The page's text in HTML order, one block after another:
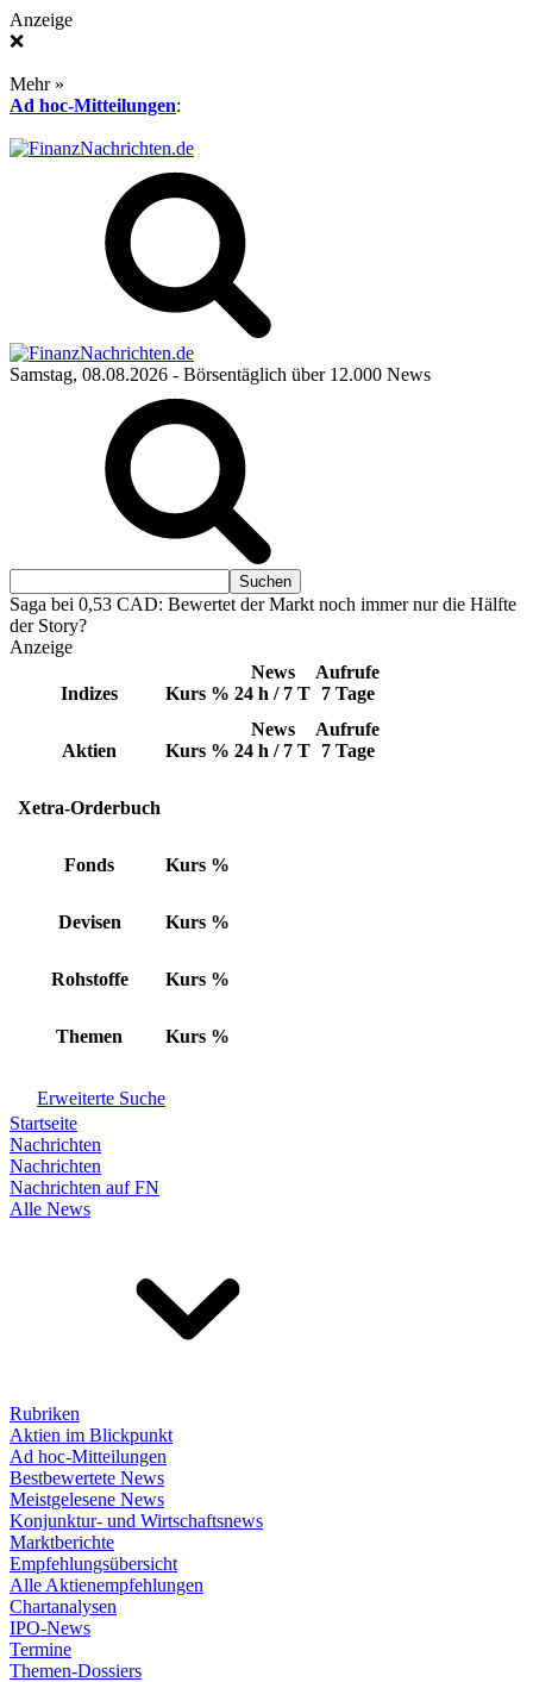
Anzeige
❌
Mehr »
Ad hoc-Mitteilungen:
Samstag, 08.08.2026 - Börsentäglich über 12.000 News
Saga bei 0,53 CAD: Bewertet der Markt noch immer nur die Hälfte
der Story?
Anzeige
Indizes Kurs %
News
24 h / 7 T
Aufrufe
7 Tage
Aktien Kurs %
News
24 h / 7 T
Aufrufe
7 Tage
Xetra-Orderbuch
Fonds Kurs %
Devisen Kurs %
Rohstoffe Kurs %
Themen Kurs %
Erweiterte Suche
Startseite
Nachrichten
Nachrichten
Nachrichten auf FN
Alle News
Rubriken
Aktien im Blickpunkt
Ad hoc-Mitteilungen
Bestbewertete News
Meistgelesene News
Konjunktur- und Wirtschaftsnews
Marktberichte
Empfehlungsübersicht
Alle Aktienempfehlungen
Chartanalysen
IPO-News
Termine
Themen-Dossiers